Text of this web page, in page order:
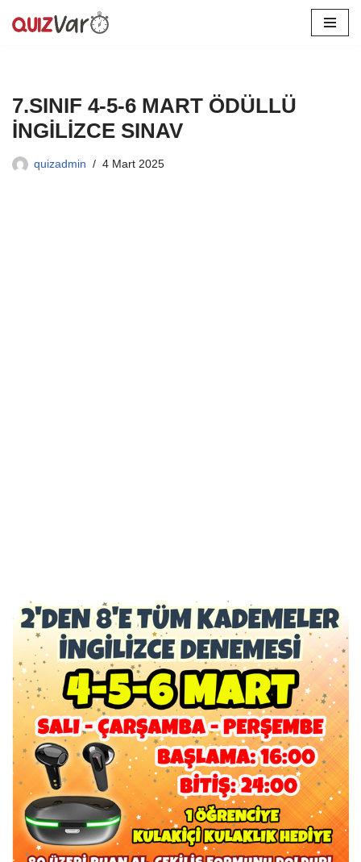
7.SINIF 4-5-6 MART ÖDÜLLÜ
İNGİLİZCE SINAV
quizadmin 4 Mart 2025